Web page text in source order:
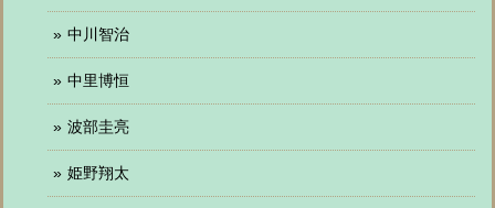
中川智治
中里博恒
波部圭亮
姫野翔太